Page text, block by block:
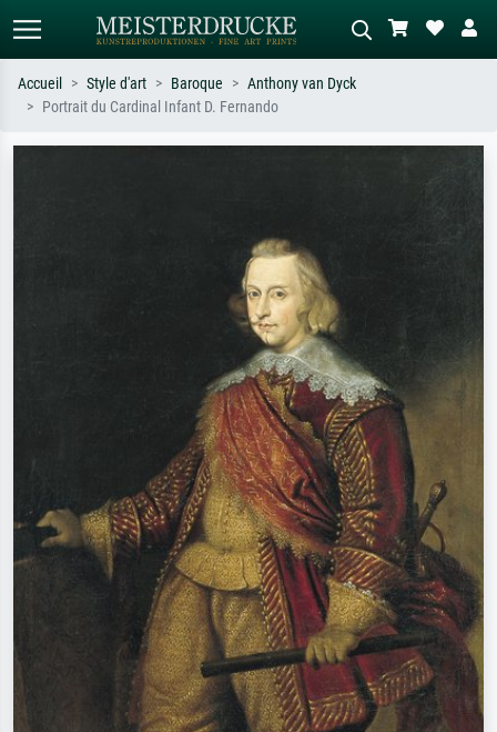
abstrait avec beaucoup de rouge,
Accueil Style d'art Baroque
Anthony van Dyck
Portrait du Cardinal Infant D. Fernando